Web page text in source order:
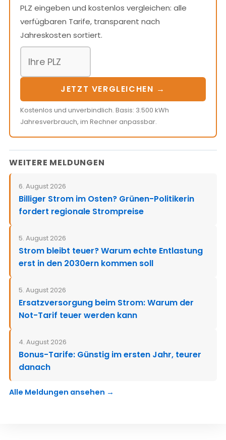
PLZ eingeben und kostenlos vergleichen: alle
verfügbaren Tarife, transparent nach
Jahreskosten sortiert.
JETZT VERGLEICHEN →
Kostenlos und unverbindlich. Basis: 3.500 kWh
Jahresverbrauch, im Rechner anpassbar.
WEITERE MELDUNGEN
6. August 2026
Billiger Strom im Osten? Grünen-Politikerin
fordert regionale Strompreise
5. August 2026
Strom bleibt teuer? Warum echte Entlastung
erst in den 2030ern kommen soll
5. August 2026
Ersatzversorgung beim Strom: Warum der
Not-Tarif teuer werden kann
4. August 2026
Bonus-Tarife: Günstig im ersten Jahr, teurer
danach
Alle Meldungen ansehen →